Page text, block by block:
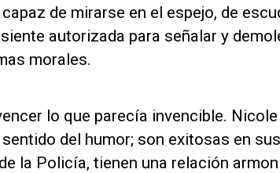
de mirarse en el espejo, de
autorizada para señalar y
morales.
lo que parecía invencible.
del humor; son exitosas en
la Policía, tienen una relación